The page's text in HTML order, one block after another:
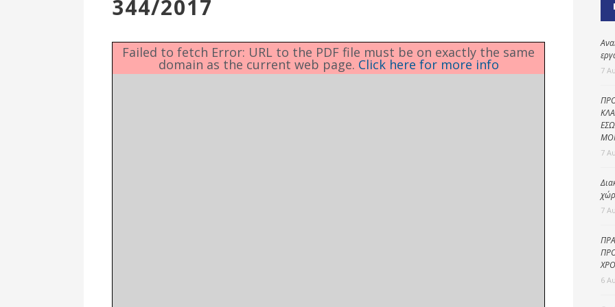
Επιτροπή
Ενότητες
Δημοτική
αστυνομία
344/2017
Failed to fetch Error: URL to the PDF file must be on exactly the same
domain as the current web page. Click here for more info 7
7
7
6